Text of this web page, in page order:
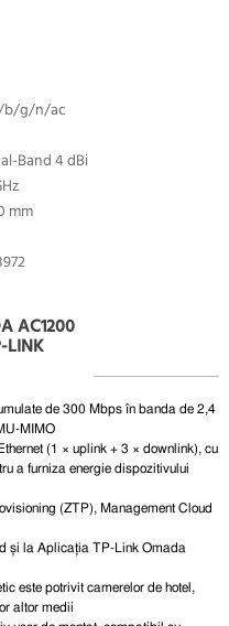
b/g/n/ac
Band 4 dBi
mm
AC1200
LINK
de 300 Mbps în banda de 2,4
MIMO
(1 × uplink + 3 × downlink), cu
a furniza energie dispozitivului
(ZTP), Management Cloud
și la Aplicația TP-Link Omada
este potrivit camerelor de hotel,
altor medii